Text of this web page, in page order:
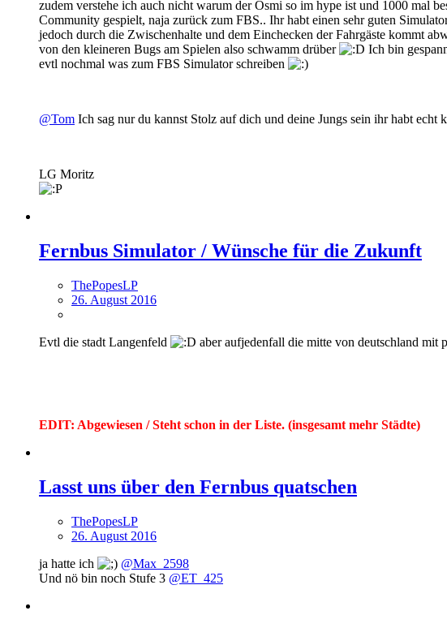
zudem verstehe ich auch nicht warum der Osmi so im hype ist und 1000 mal
Community gespielt, naja zurück zum FBS.. Ihr habt einen sehr guten
jedoch durch die Zwischenhalte und dem Einchecken der Fahrgäste kommt
von den kleineren Bugs am Spielen also schwamm drüber
Ich bin
evtl nochmal was zum FBS Simulator schreiben
@Tom Ich sag nur du kannst Stolz auf dich und deine Jungs sein ihr habt echt
LG Moritz
Fernbus Simulator / Wünsche für die Zukunft
ThePopesLP
26. August 2016
Evtl die stadt Langenfeld aber aufjedenfall die mitte von deutschland mit
EDIT: Abgewiesen / Steht schon in der Liste. (insgesamt mehr Städte)
Lasst uns über den Fernbus quatschen
ThePopesLP
26. August 2016
ja hatte ich
@Max_2598
Und nö bin noch Stufe 3 @ET_425